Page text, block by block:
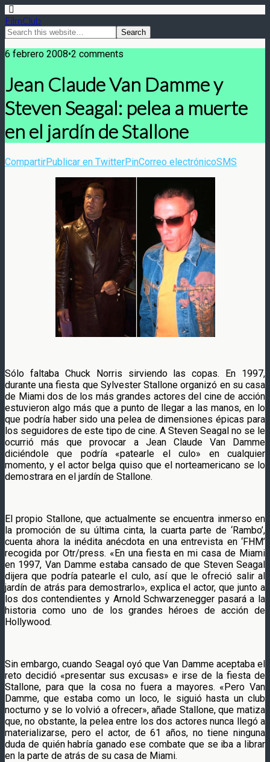
FilmClub
6 febrero 2008•2 comments
Jean Claude Van Damme y
Steven Seagal: pelea a muerte
en el jardín de Stallone
CompartirPublicar en TwitterPinCorreo electrónicoSMS
Sólo faltaba Chuck Norris sirviendo las copas. En 1997,
durante una fiesta que Sylvester Stallone organizó en su casa
de Miami dos de los más grandes actores del cine de acción
estuvieron algo más que a punto de llegar a las manos, en lo
que podría haber sido una pelea de dimensiones épicas para
los seguidores de este tipo de cine. A Steven Seagal no se le
ocurrió más que provocar a Jean Claude Van Damme
diciéndole que podría «patearle el culo» en cualquier
momento, y el actor belga quiso que el norteamericano se lo
demostrara en el jardín de Stallone.
El propio Stallone, que actualmente se encuentra inmerso en
la promoción de su última cinta, la cuarta parte de ‘Rambo’,
cuenta ahora la inédita anécdota en una entrevista en ‘FHM’
recogida por Otr/press. «En una fiesta en mi casa de Miami
en 1997, Van Damme estaba cansado de que Steven Seagal
dijera que podría patearle el culo, así que le ofreció salir al
jardín de atrás para demostrarlo», explica el actor, que junto a
los dos contendientes y Arnold Schwarzenegger pasará a la
historia como uno de los grandes héroes de acción de
Hollywood.
Sin embargo, cuando Seagal oyó que Van Damme aceptaba el
reto decidió «presentar sus excusas» e irse de la fiesta de
Stallone, para que la cosa no fuera a mayores. «Pero Van
Damme, que estaba como un loco, le siguió hasta un club
nocturno y se lo volvió a ofrecer», añade Stallone, que matiza
que, no obstante, la pelea entre los dos actores nunca llegó a
materializarse, pero el actor, de 61 años, no tiene ninguna
duda de quién habría ganado ese combate que se iba a librar
en la parte de atrás de su casa de Miami.